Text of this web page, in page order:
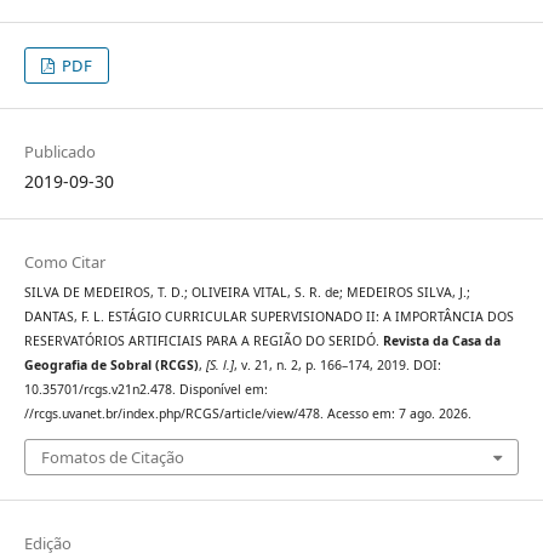
PDF
Publicado
2019-09-30
Como Citar
SILVA DE MEDEIROS, T. D.; OLIVEIRA VITAL, S. R. de; MEDEIROS SILVA, J.;
DANTAS, F. L. ESTÁGIO CURRICULAR SUPERVISIONADO II: A IMPORTÂNCIA DOS
RESERVATÓRIOS ARTIFICIAIS PARA A REGIÃO DO SERIDÓ. Revista da Casa da
Geografia de Sobral (RCGS), [S. l.], v. 21, n. 2, p. 166–174, 2019. DOI:
10.35701/rcgs.v21n2.478. Disponível em:
//rcgs.uvanet.br/index.php/RCGS/article/view/478. Acesso em: 7 ago. 2026.
Fomatos de Citação
Edição